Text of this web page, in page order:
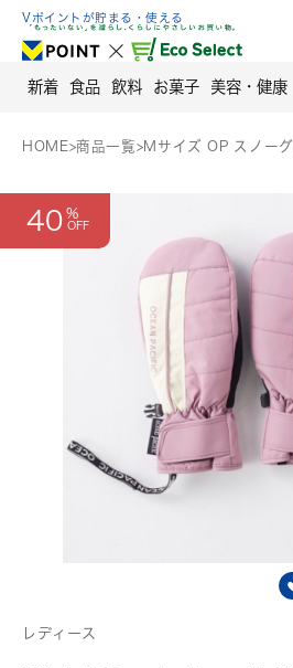
Skip
content
Vポイントが貯まる・使える
新着 食品 飲料 お菓子 美容・健康
HOME>商品一覧>Mサイズ OP スノー
40
レディース